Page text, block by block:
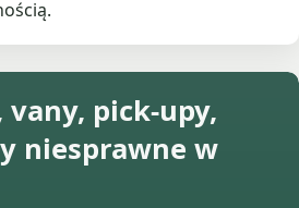
vany, pick-upy,
niesprawne w